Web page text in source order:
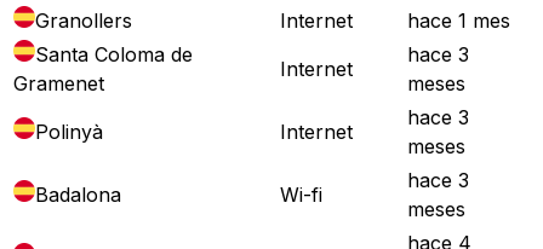
Granollers
Internet
hace 1 mes
Santa Coloma de
Gramenet
Internet
hace 3
meses
Polinyà
Internet
hace 3
meses
Badalona
Wi-fi
hace 3
meses
hace 4